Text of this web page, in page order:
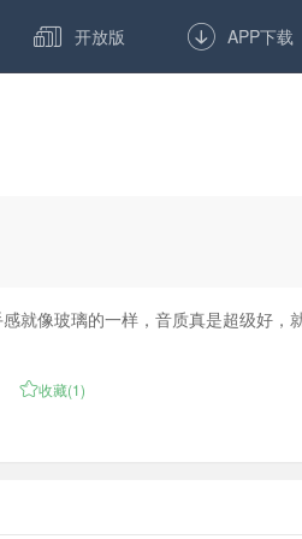
 开放版  APP下载
就像玻璃的一样，音质真是超级好，
收藏(1)